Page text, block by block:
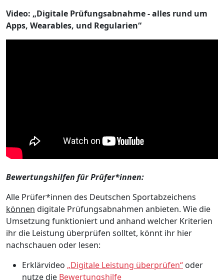
Video: „Digitale Prüfungsabnahme - alles rund um
Apps, Wearables, und Regularien“
Bewertungshilfen für Prüfer*innen:
Alle Prüfer*innen des Deutschen Sportabzeichens
können digitale Prüfungsabnahmen anbieten. Wie die
Umsetzung funktioniert und anhand welcher Kriterien
ihr die Leistung überprüfen solltet, könnt ihr hier
nachschauen oder lesen:
Erklärvideo „Digitale Leistung überprüfen“ oder
nutze die Bewertungshilfe